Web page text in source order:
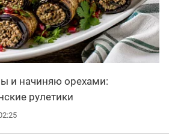
и начиняю орехами:
рулетики